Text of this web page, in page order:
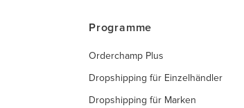
Programme
Orderchamp Plus
Dropshipping für Einzelhändler
Dropshipping für Marken